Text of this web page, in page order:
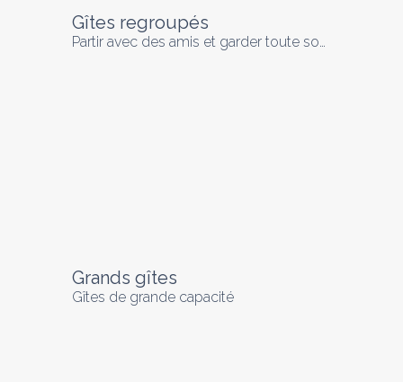
Gîtes regroupés
Partir avec des amis et garder toute son indépendance
Grands gîtes
Gîtes de grande capacité